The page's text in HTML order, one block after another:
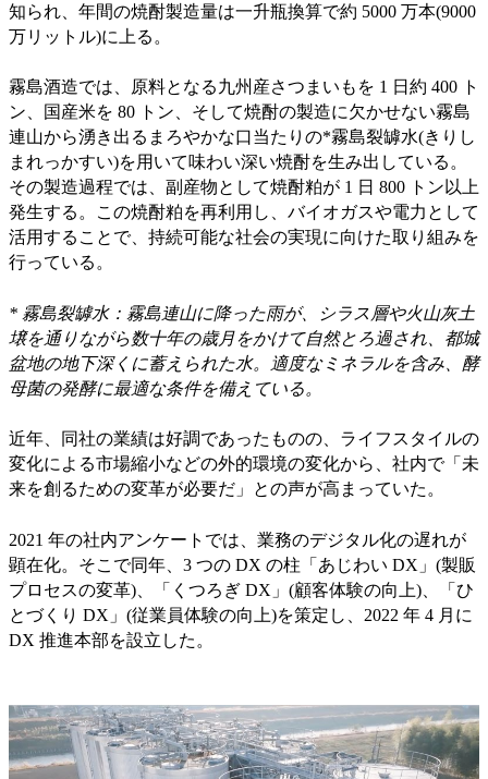
知られ、年間の焼酎製造量は一升瓶換算で約 5000 万本(9000
万リットル)に上る。
霧島酒造では、原料となる九州産さつまいもを 1 日約 400 ト
ン、国産米を 80 トン、そして焼酎の製造に欠かせない霧島
連山から湧き出るまろやかな口当たりの*霧島裂罅水(きりし
まれっかすい)を用いて味わい深い焼酎を生み出している。
その製造過程では、副産物として焼酎粕が 1 日 800 トン以上
発生する。この焼酎粕を再利用し、バイオガスや電力として
活用することで、持続可能な社会の実現に向けた取り組みを
行っている。
* 霧島裂罅水：霧島連山に降った雨が、シラス層や火山灰土
壌を通りながら数十年の歳月をかけて自然とろ過され、都城
盆地の地下深くに蓄えられた水。適度なミネラルを含み、酵
母菌の発酵に最適な条件を備えている。
近年、同社の業績は好調であったものの、ライフスタイルの
変化による市場縮小などの外的環境の変化から、社内で「未
来を創るための変革が必要だ」との声が高まっていた。
2021 年の社内アンケートでは、業務のデジタル化の遅れが
顕在化。そこで同年、3 つの DX の柱「あじわい DX」(製販
プロセスの変革)、「くつろぎ DX」(顧客体験の向上)、「ひ
とづくり DX」(従業員体験の向上)を策定し、2022 年 4 月に
DX 推進本部を設立した。